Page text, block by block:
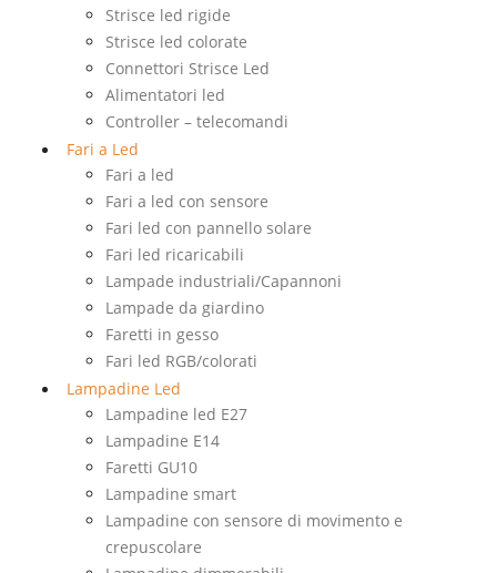
Strisce led rigide
Strisce led colorate
Connettori Strisce Led
Alimentatori led
Controller – telecomandi
Fari a Led
Fari a led
Fari a led con sensore
Fari led con pannello solare
Fari led ricaricabili
Lampade industriali/Capannoni
Lampade da giardino
Faretti in gesso
Fari led RGB/colorati
Lampadine Led
Lampadine led E27
Lampadine E14
Faretti GU10
Lampadine smart
Lampadine con sensore di movimento e
crepuscolare